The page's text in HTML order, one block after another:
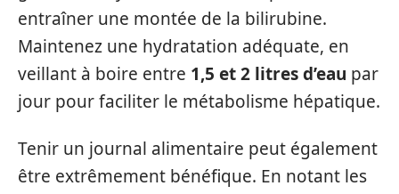
entraîner une montée de la bilirubine.
Maintenez une hydratation adéquate, en
veillant à boire entre 1,5 et 2 litres d’eau par
jour pour faciliter le métabolisme hépatique.
Tenir un journal alimentaire peut également
être extrêmement bénéfique. En notant les